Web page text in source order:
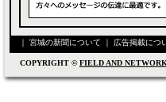
｜ 宮城の新聞について ｜ 広告掲載につ
COPYRIGHT ©FIELD AND NETWORK